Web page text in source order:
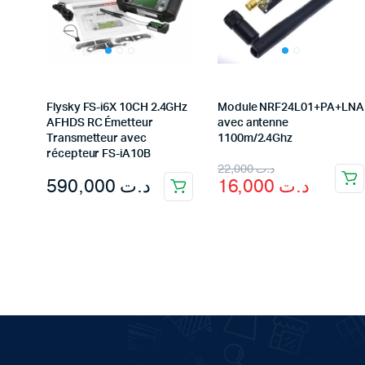
Flysky FS-i6X 10CH 2.4GHz
AFHDS RC Émetteur
Transmetteur avec
récepteur FS-iA10B
د.ت
Module NRF24L01+PA+LNA
avec antenne
1100m/2.4Ghz
د.ت22,000
Original
price
د.ت
Current
price